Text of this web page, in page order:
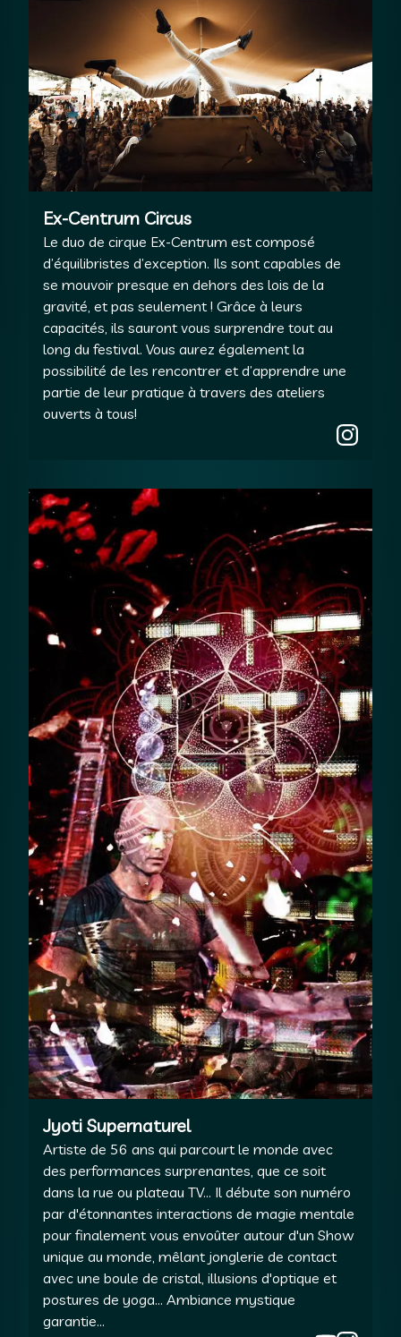
Ex-Centrum Circus
Le duo de cirque Ex-Centrum est composé
d’équilibristes d’exception. Ils sont capables de
se mouvoir presque en dehors des lois de la
gravité, et pas seulement ! Grâce à leurs
capacités, ils sauront vous surprendre tout au
long du festival. Vous aurez également la
possibilité de les rencontrer et d’apprendre une
partie de leur pratique à travers des ateliers
ouverts à tous!
Jyoti Supernaturel
Artiste de 56 ans qui parcourt le monde avec
des performances surprenantes, que ce soit
dans la rue ou plateau TV… Il débute son numéro
par d'étonnantes interactions de magie mentale
pour finalement vous envoûter autour d'un Show
unique au monde, mêlant jonglerie de contact
avec une boule de cristal, illusions d'optique et
postures de yoga… Ambiance mystique
garantie…